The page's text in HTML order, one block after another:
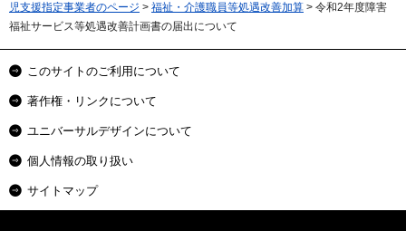
児支援指定事業者のページ > 福祉・介護職員等処遇改善加算 > 令和2年度障害
福祉サービス等処遇改善計画書の届出について
このサイトのご利用について
著作権・リンクについて
ユニバーサルデザインについて
個人情報の取り扱い
サイトマップ